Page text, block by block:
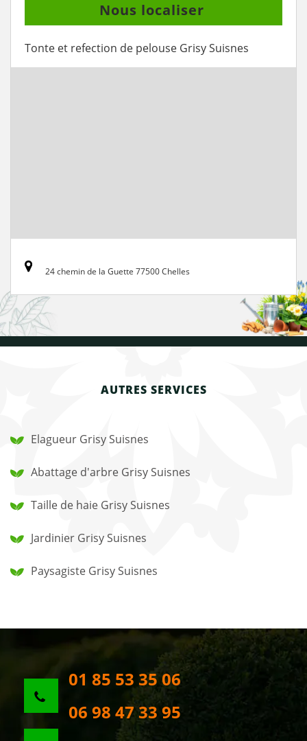
Nous localiser
Tonte et refection de pelouse Grisy Suisnes
24 chemin de la Guette 77500 Chelles
AUTRES SERVICES
Elagueur Grisy Suisnes
Abattage d'arbre Grisy Suisnes
Taille de haie Grisy Suisnes
Jardinier Grisy Suisnes
Paysagiste Grisy Suisnes
01 85 53 35 06
06 98 47 33 95